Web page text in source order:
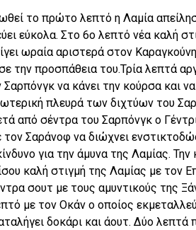
το πρώτο λεπτό η Λαμία
εύκολα. Στο 6ο λεπτό νέα καλή
ωραία αριστερά στον
την προσπάθεια του.Τρία λεπτά
Σαρπόνγκ να κάνει την κούρσα και
πλευρά των διχτύων του
από σέντρα του Σαρπόνγκ ο
Σαράνοφ να διώχνει
για την άμυνα της Λαμίας.
καλή στιγμή της Λαμίας με τον
σουτ με τους αμυντικούς της
με τον Οκάν ο οποίος
δοκάρι και άουτ. Δύο λεπτά